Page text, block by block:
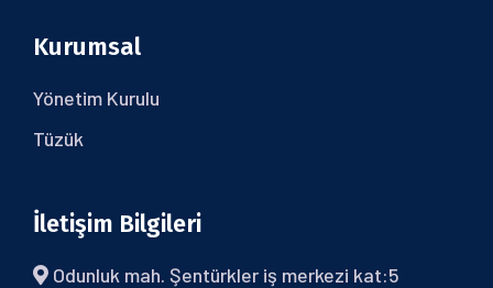
Kurumsal
Yönetim Kurulu
Tüzük
İletişim Bilgileri
Odunluk mah. Şentürkler iş merkezi kat:5